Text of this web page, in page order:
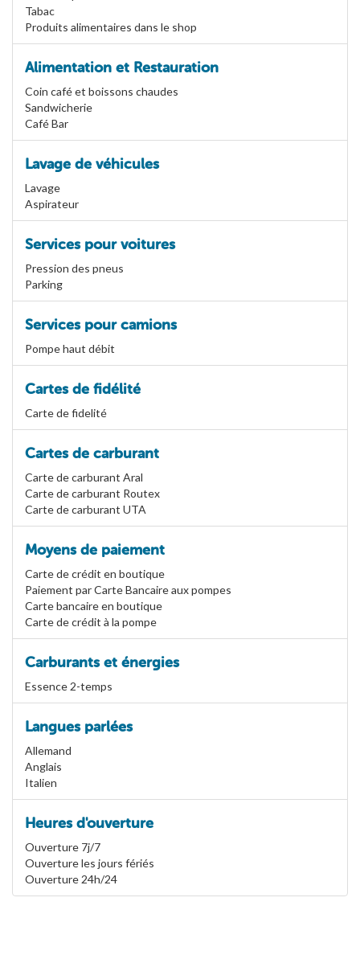
Tabac
Produits alimentaires dans le shop
Alimentation et Restauration
Coin café et boissons chaudes
Sandwicherie
Café Bar
Lavage de véhicules
Lavage
Aspirateur
Services pour voitures
Pression des pneus
Parking
Services pour camions
Pompe haut débit
Cartes de fidélité
Carte de fidelité
Cartes de carburant
Carte de carburant Aral
Carte de carburant Routex
Carte de carburant UTA
Moyens de paiement
Carte de crédit en boutique
Paiement par Carte Bancaire aux pompes
Carte bancaire en boutique
Carte de crédit à la pompe
Carburants et énergies
Essence 2-temps
Langues parlées
Allemand
Anglais
Italien
Heures d'ouverture
Ouverture 7j/7
Ouverture les jours fériés
Ouverture 24h/24